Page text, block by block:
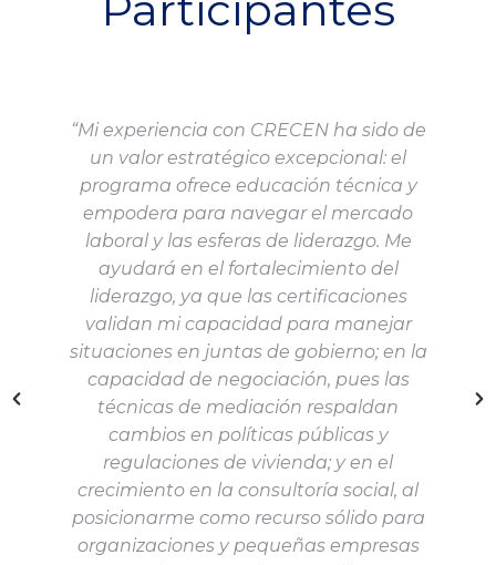
“Mi experiencia con CRECEN ha sido de
un valor estratégico excepcional: el
programa ofrece educación técnica y
empodera para navegar el mercado
laboral y las esferas de liderazgo. Me
ayudará en el fortalecimiento del
liderazgo, ya que las certificaciones
validan mi capacidad para manejar
situaciones en juntas de gobierno; en la
capacidad de negociación, pues las
técnicas de mediación respaldan
cambios en políticas públicas y
regulaciones de vivienda; y en el
crecimiento en la consultoría social, al
posicionarme como recurso sólido para
organizaciones y pequeñas empresas